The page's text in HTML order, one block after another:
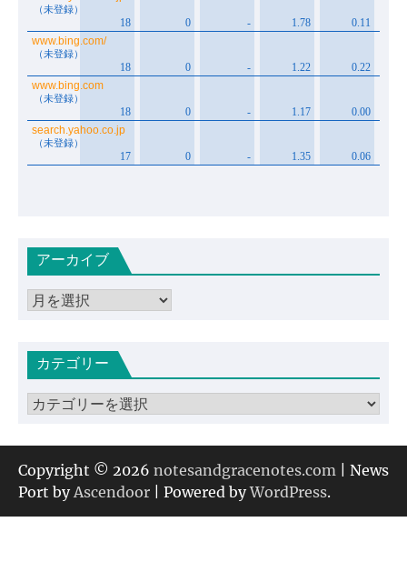
アーカイブ
ア
イカテゴリー
カ
ゴ
リ
ー
Copyright © 2026 notesandgracenotes.com | News
Port byAscendoor | Powered byWordPress.